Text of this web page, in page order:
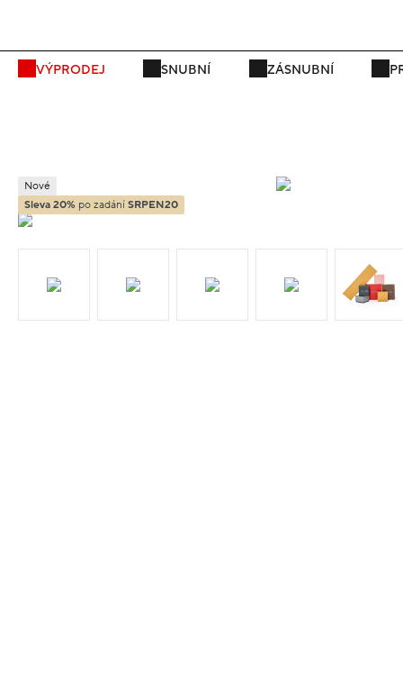
VÝPRODEJ SNUBNÍ ZÁSNUBNÍ
Nové
Sleva 20% po zadání SRPEN20